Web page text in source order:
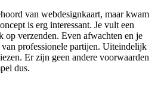
van webdesignkaart, maar kwam
is erg interessant. Je vult een
op verzenden. Even afwachten en je
professionele partijen. Uiteindelijk
Er zijn geen andere voorwaarden
dus.